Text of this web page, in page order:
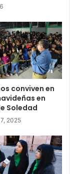
conviven en
en
Soledad
2025